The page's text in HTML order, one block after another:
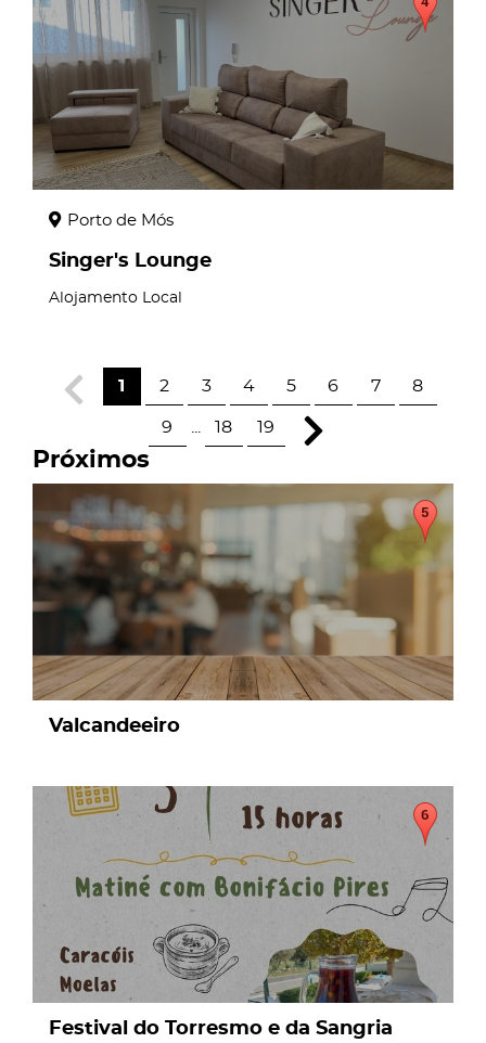
Porto de Mós
Singer's Lounge
Alojamento Local
1 2 3 4 5 6 7 8
9 18 19
Próximos
page
Valcandeeiro
page
Festival do Torresmo e da Sangria